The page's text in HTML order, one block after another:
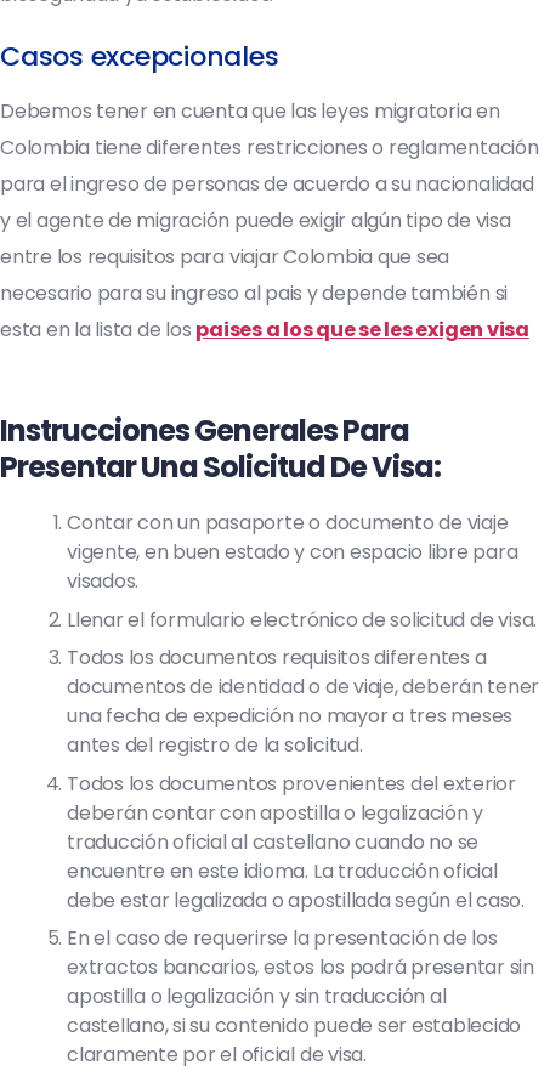
Casos excepcionales
Debemos tener en cuenta que las leyes migratoria en
Colombia tiene diferentes restricciones o reglamentación
para el ingreso de personas de acuerdo a su nacionalidad
y el agente de migración puede exigir algún tipo de visa
entre los requisitos para viajar Colombia que sea
necesario para su ingreso al pais y depende también si
esta en la lista de los paises a los que se les exigen visa
Instrucciones Generales Para
Presentar Una Solicitud De Visa:
Contar con un pasaporte o documento de viaje
vigente, en buen estado y con espacio libre para
visados.
Llenar el formulario electrónico de solicitud de visa.
Todos los documentos requisitos diferentes a
documentos de identidad o de viaje, deberán tener
una fecha de expedición no mayor a tres meses
antes del registro de la solicitud.
Todos los documentos provenientes del exterior
deberán contar con apostilla o legalización y
traducción oficial al castellano cuando no se
encuentre en este idioma. La traducción oficial
debe estar legalizada o apostillada según el caso.
En el caso de requerirse la presentación de los
extractos bancarios, estos los podrá presentar sin
apostilla o legalización y sin traducción al
castellano, si su contenido puede ser establecido
claramente por el oficial de visa.